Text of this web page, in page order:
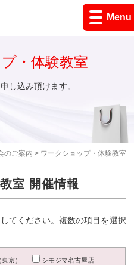
Menu
のご案内 > ワークショップ・体験教室
・体験教室
し込み頂けます。
室 開催情報
てください。複数の項目を選択
京）
シモジマ名古屋店